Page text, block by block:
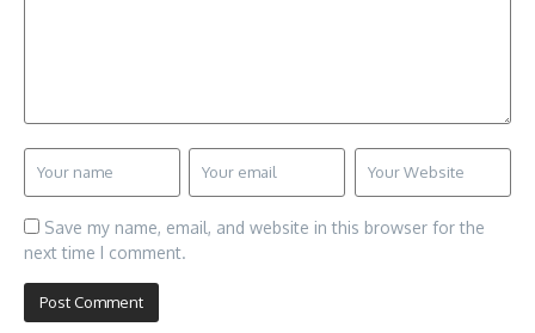
Save my name, email, and website in this browser for the
next time I comment.